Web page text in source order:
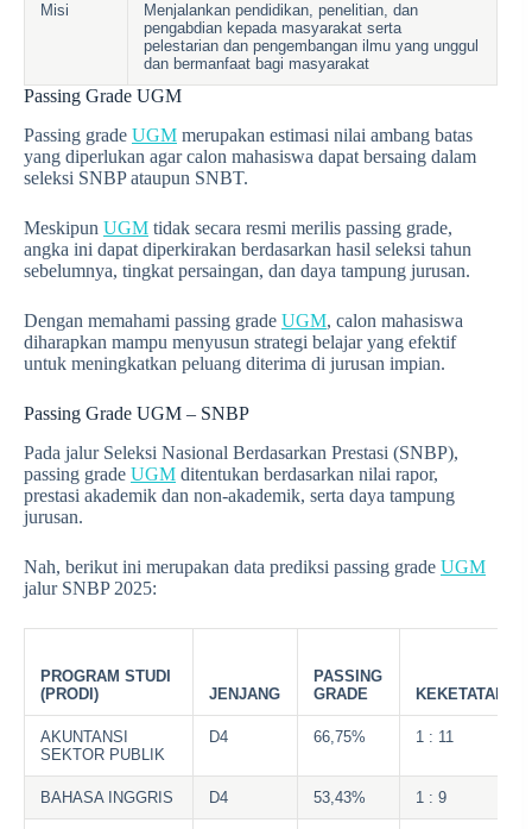
Misi
Menjalankan pendidikan, penelitian, dan
pengabdian kepada masyarakat serta
pelestarian dan pengembangan ilmu yang unggul
dan bermanfaat bagi masyarakat
Passing Grade UGM
Passing grade UGM merupakan estimasi nilai ambang batas
yang diperlukan agar calon mahasiswa dapat bersaing dalam
seleksi SNBP ataupun SNBT.
Meskipun UGM tidak secara resmi merilis passing grade,
angka ini dapat diperkirakan berdasarkan hasil seleksi tahun
sebelumnya, tingkat persaingan, dan daya tampung jurusan.
Dengan memahami passing grade UGM, calon mahasiswa
diharapkan mampu menyusun strategi belajar yang efektif
untuk meningkatkan peluang diterima di jurusan impian.
Passing Grade UGM – SNBP
Pada jalur Seleksi Nasional Berdasarkan Prestasi (SNBP),
passing grade UGM ditentukan berdasarkan nilai rapor,
prestasi akademik dan non-akademik, serta daya tampung
jurusan.
Nah, berikut ini merupakan data prediksi passing grade UGM
jalur SNBP 2025:
PROGRAM STUDI
(PRODI)
JENJANG
PASSING
GRADE
KEKETATAN
AKUNTANSI
SEKTOR PUBLIK
D4 66,75% 1 : 11
BAHASA INGGRIS D4 53,43% 1 : 9